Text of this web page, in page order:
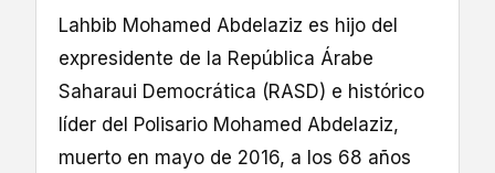
Lahbib Mohamed Abdelaziz es hijo del
expresidente de la República Árabe
Saharaui Democrática (RASD) e histórico
líder del Polisario Mohamed Abdelaziz,
muerto en mayo de 2016, a los 68 años